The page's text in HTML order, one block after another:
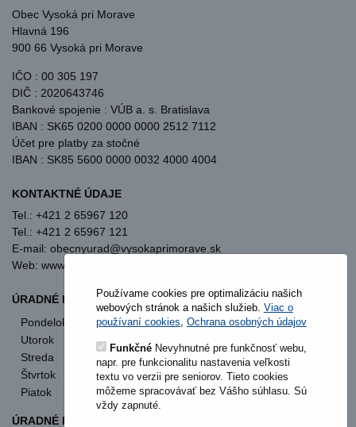
Obec Vysoká pri Morave
Hlavná 196
900 66 Vysoká pri Morave
IČO : 00 305 197
DIČ : 2020643746
Bankové spojenie : VÚB a. s. Bratislava
IBAN : SK65 0200 0000 0000 2512 7112
Účet pre platby za stočné
IBAN : SK85 5600 0000 0032 4000 4004
KONTAKTNÉ ÚDAJE
Tel.: +421 2 65967 120
Tel.: +421 2 65967 121
E-mail: obecnyurad@vysokaprimorave.sk
Web: www.vysokaprimorave.sk
ÚRADNÉ HODINY OBECNÝ ÚRAD
Pondelok
8:00 - 12:00
13:00 - 15:30
Utorok
8:00 - 12:00
Streda
8:00 - 12:00
13:00 - 17:00
Štvrtok
nestránkový deň
Piatok
8:00 - 12:00
ÚRADNÉ HODINY STAVEBNÝ ÚRAD
Používame cookies pre optimalizáciu našich
webových stránok a našich služieb. Viac o
používaní cookies Ochrana osobných údajov
FunkčnéNevyhnutné pre funkčnosť webu,
napr. pre funkcionalitu nastavenia veľkosti
textu vo verzii pre seniorov. Tieto cookies
môžeme spracovávať bez Vášho súhlasu. Sú
vždy zapnuté.